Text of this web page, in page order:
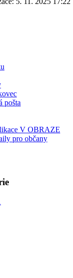
pošta
V OBRAZE
pro občany